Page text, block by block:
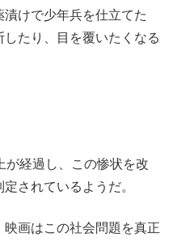
けで少年兵を仕立てた
たり、目を覆いたくなる
が経過し、この惨状を改
されているようだ。
画はこの社会問題を真正